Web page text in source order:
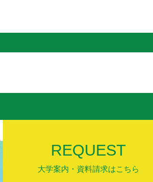
REQUEST
大学案内・資料請求はこちら